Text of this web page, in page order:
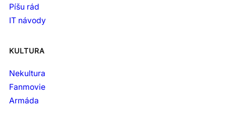
Píšu rád
IT návody
KULTURA
Nekultura
Fanmovie
Armáda